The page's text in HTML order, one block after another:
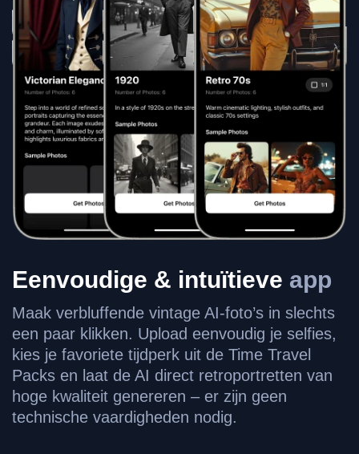
Eenvoudige & intuïtieve app
Maak verbluffende vintage AI-foto’s in slechts
een paar klikken. Upload eenvoudig je selfies,
kies je favoriete tijdperk uit de Time Travel
Packs en laat de AI direct retroportretten van
hoge kwaliteit genereren – er zijn geen
technische vaardigheden nodig.